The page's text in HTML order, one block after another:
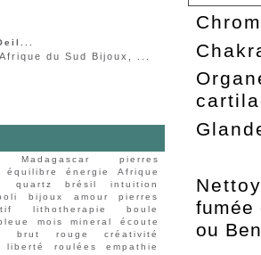
du Sud Bijoux, ...
Madagascar
pierres
équilibre énergie
Afrique
quartz brésil
intuition
bijoux amour
pierres
lithotherapie
boule
mois mineral
écoute
brut rouge
créativité
liberté roulées
empathie
fumée
ou